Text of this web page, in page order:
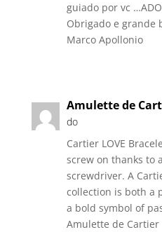
guiado por vc
Obrigado e grande
Marco Apollonio
Amulette de
do
Cartier LOVE
screw on thanks to
screwdriver. A
collection is both a
a bold symbol of
Amulette de Cartier